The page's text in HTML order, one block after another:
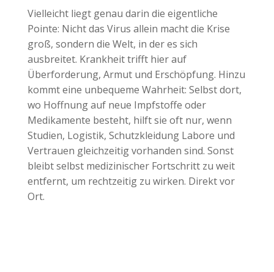
Vielleicht liegt genau darin die eigentliche
Pointe: Nicht das Virus allein macht die Krise
groß, sondern die Welt, in der es sich
ausbreitet. Krankheit trifft hier auf
Überforderung, Armut und Erschöpfung. Hinzu
kommt eine unbequeme Wahrheit: Selbst dort,
wo Hoffnung auf neue Impfstoffe oder
Medikamente besteht, hilft sie oft nur, wenn
Studien, Logistik, Schutzkleidung Labore und
Vertrauen gleichzeitig vorhanden sind. Sonst
bleibt selbst medizinischer Fortschritt zu weit
entfernt, um rechtzeitig zu wirken. Direkt vor
Ort.